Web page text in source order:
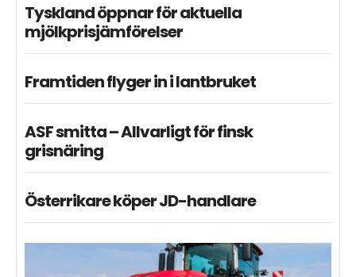
Tyskland öppnar för aktuella
mjölkprisjämförelser
Framtiden flyger in i lantbruket
ASF smitta – Allvarligt för finsk
grisnäring
Österrikare köper JD-handlare